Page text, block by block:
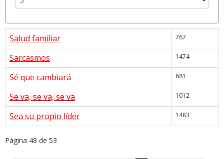
Salud familiar 767
Sarcasmos 1474
Sé que cambiará 681
Se va, se va, se va 1012
Sea su propio líder 1483
Página 48 de 53